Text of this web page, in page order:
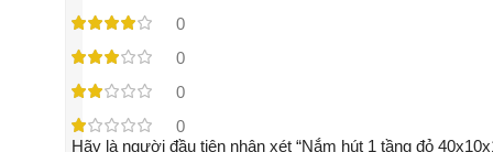
0
0
0
0
Hãy là người đầu tiên nhận xét “Nắm hút 1 tầng đỏ